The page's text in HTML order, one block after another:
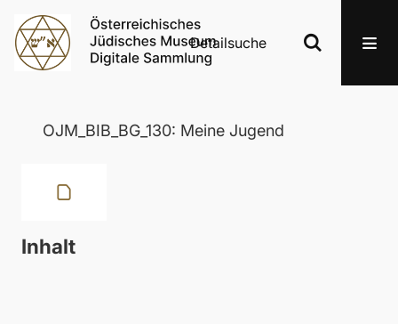
Detailsuche
OJM_BIB_BG_130: Meine Jugend
Inhalt